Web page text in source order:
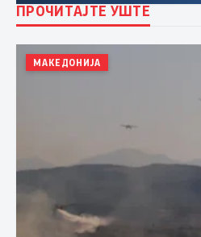
ПРОЧИТАЈТЕ УШТЕ
МАКЕДОНИЈА